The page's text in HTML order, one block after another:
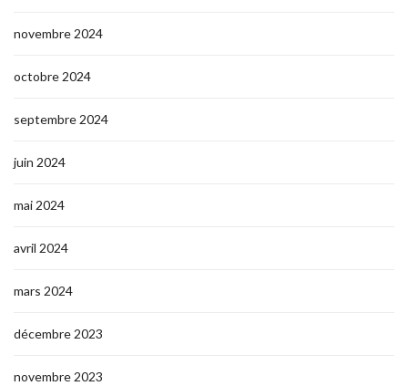
novembre 2024
octobre 2024
septembre 2024
juin 2024
mai 2024
avril 2024
mars 2024
décembre 2023
novembre 2023